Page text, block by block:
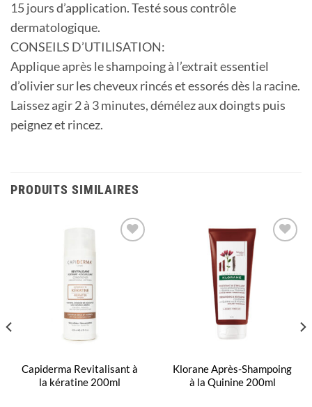
15 jours d’application. Testé sous contrôle
dermatologique.
CONSEILS D’UTILISATION:
Applique après le shampoing à l’extrait essentiel
d’olivier sur les cheveux rincés et essorés dès la racine.
Laissez agir 2 à 3 minutes, démélez aux doingts puis
peignez et rincez.
PRODUITS SIMILAIRES
Capiderma Revitalisant à
la kératine 200ml
Klorane Après-Shampoing
à la Quinine 200ml